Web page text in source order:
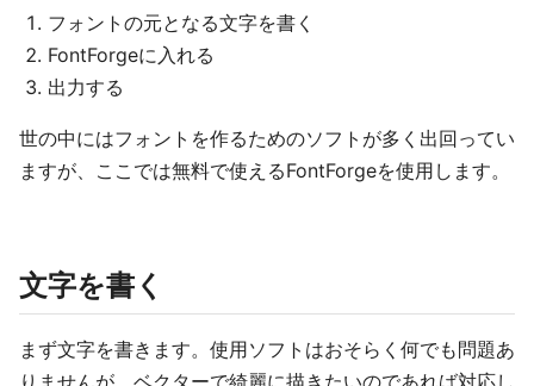
フォントの元となる文字を書く
FontForgeに入れる
出力する
世の中にはフォントを作るためのソフトが多く出回ってい
ますが、ここでは無料で使えるFontForgeを使用します。
文字を書く
まず文字を書きます。使用ソフトはおそらく何でも問題あ
りませんが、ベクターで綺麗に描きたいのであれば対応し